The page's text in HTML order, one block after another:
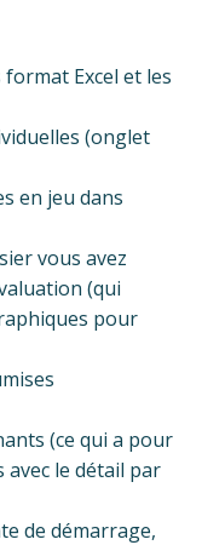
Excel et les
(onglet
en jeu dans
vous avez
(qui
pour
(ce qui a pour
avec le détail par
de démarrage,